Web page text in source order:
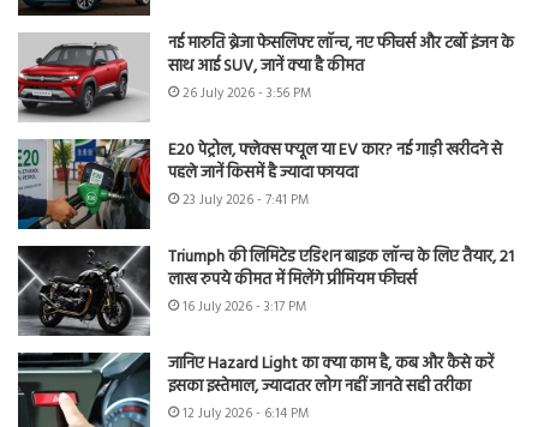
नई मारुति ब्रेजा फेसलिफ्ट लॉन्च, नए फीचर्स और टर्बो इंजन के
साथ आई SUV, जानें क्या है कीमत
26 July 2026 - 3:56 PM
E20 पेट्रोल, फ्लेक्स फ्यूल या EV कार? नई गाड़ी खरीदने से
पहले जानें किसमें है ज्यादा फायदा
23 July 2026 - 7:41 PM
Triumph की लिमिटेड एडिशन बाइक लॉन्च के लिए तैयार, 21
लाख रुपये कीमत में मिलेंगे प्रीमियम फीचर्स
16 July 2026 - 3:17 PM
जानिए Hazard Light का क्या काम है, कब और कैसे करें
इसका इस्तेमाल, ज्यादातर लोग नहीं जानते सही तरीका
12 July 2026 - 6:14 PM